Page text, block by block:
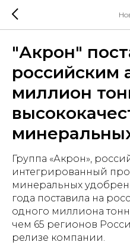
"Акрон"
российским
миллион
Группа «Акрон»,
интегрированный
минеральных
года поставила на
одного миллиона
чем 65 регионов
релизе компании.